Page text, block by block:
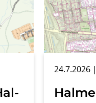
24.7.2026